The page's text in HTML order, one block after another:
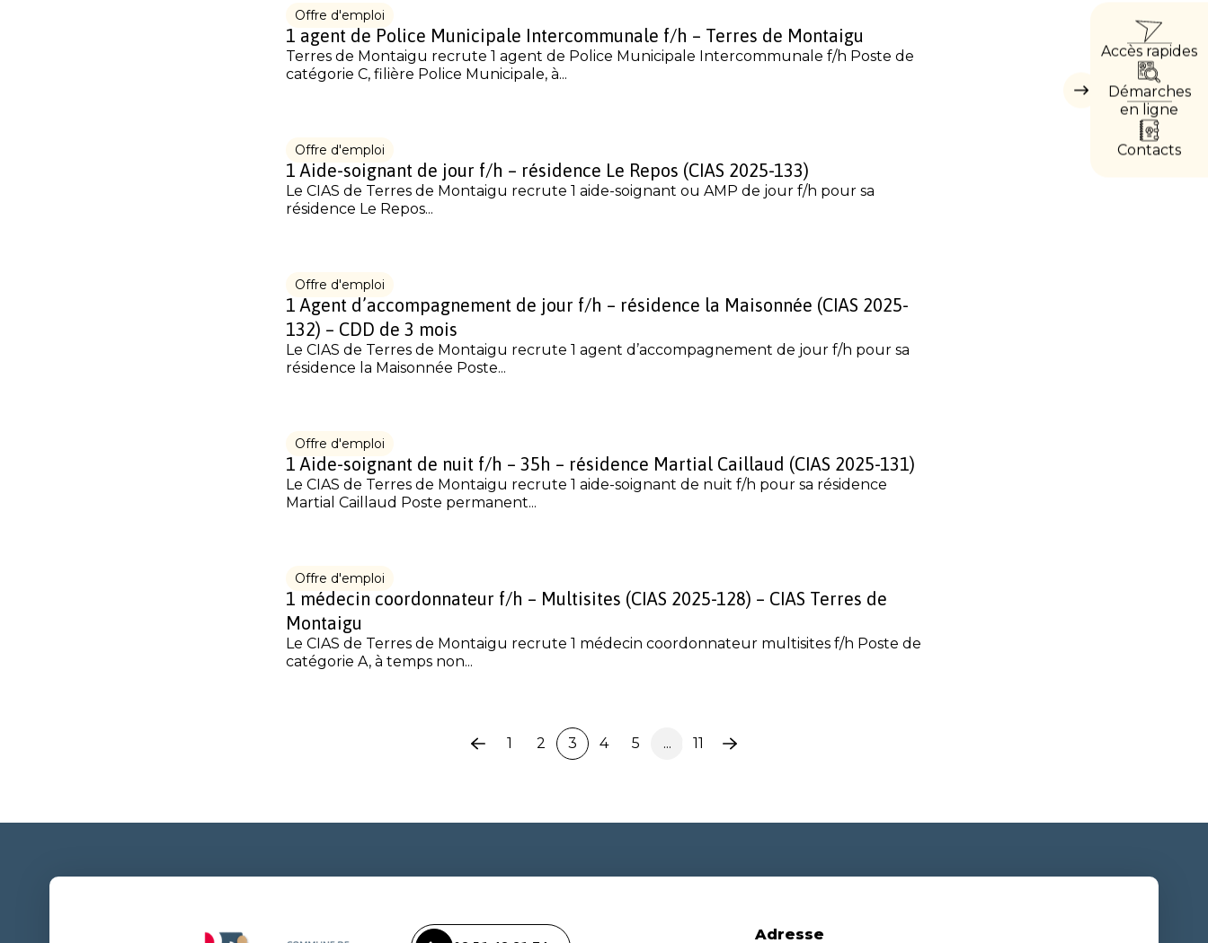
Masquer
Accès rapides
Démarches
en ligne
Contacts
Offre d'emploi
1 agent de Police Municipale Intercommunale f/h – Terres de Montaigu
Terres de Montaigu recrute 1 agent de Police Municipale Intercommunale f/h Poste de
catégorie C, filière Police Municipale, à...
Offre d'emploi
1 Aide-soignant de jour f/h – résidence Le Repos (CIAS 2025-133)
Le CIAS de Terres de Montaigu recrute 1 aide-soignant ou AMP de jour f/h pour sa
résidence Le Repos...
Offre d'emploi
1 Agent d’accompagnement de jour f/h – résidence la Maisonnée (CIAS 2025-
132) – CDD de 3 mois
Le CIAS de Terres de Montaigu recrute 1 agent d’accompagnement de jour f/h pour sa
résidence la Maisonnée Poste...
Offre d'emploi
1 Aide-soignant de nuit f/h – 35h – résidence Martial Caillaud (CIAS 2025-131)
Le CIAS de Terres de Montaigu recrute 1 aide-soignant de nuit f/h pour sa résidence
Martial Caillaud Poste permanent...
Offre d'emploi
1 médecin coordonnateur f/h – Multisites (CIAS 2025-128) – CIAS Terres de
Montaigu
Le CIAS de Terres de Montaigu recrute 1 médecin coordonnateur multisites f/h Poste de
catégorie A, à temps non...
Page1 2 3 4 5 ... 11
Page
Adresse